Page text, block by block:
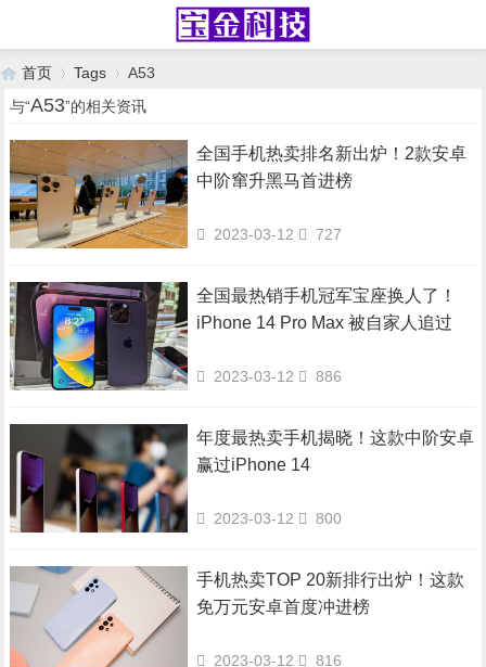
首页 Tags
›
A53
与“A53”的相关资讯
全国手机热卖排名新出炉！2款安卓
中阶窜升黑马首进榜
2023-03-12 727
全国最热销手机冠军宝座换人了！
iPhone 14 Pro Max 被自家人追过
2023-03-12 886
年度最热卖手机揭晓！这款中阶安卓
赢过iPhone 14
2023-03-12 800
手机热卖TOP 20新排行出炉！这款
免万元安卓首度冲进榜
2023-03-12 816